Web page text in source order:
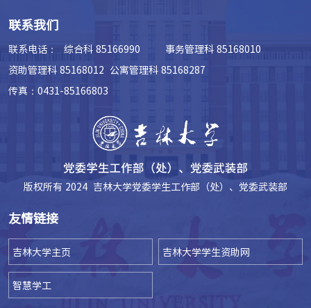
联系我们
联系电话：
综合科 85166990 事务管理科 85168010
资助管理科 85168012 公寓管理科 85168287
传真：0431-85166803
版权所有 2024 吉林大学党委学生工作部（处）、党委武装部
友情链接
吉林大学主页 吉林大学学生资助网
智慧学工